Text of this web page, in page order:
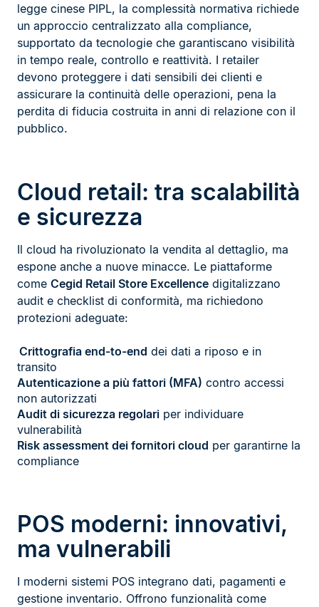
legge cinese PIPL, la complessità normativa richiede
un approccio centralizzato alla compliance,
supportato da tecnologie che garantiscano visibilità
in tempo reale, controllo e reattività. I retailer
devono proteggere i dati sensibili dei clienti e
assicurare la continuità delle operazioni, pena la
perdita di fiducia costruita in anni di relazione con il
pubblico.
Cloud retail: tra scalabilità
e sicurezza
Il cloud ha rivoluzionato la vendita al dettaglio, ma
espone anche a nuove minacce. Le piattaforme
come Cegid Retail Store Excellence digitalizzano
audit e checklist di conformità, ma richiedono
protezioni adeguate:
Crittografia end-to-end dei dati a riposo e in
transito
Autenticazione a più fattori (MFA) contro accessi
non autorizzati
Audit di sicurezza regolari per individuare
vulnerabilità
Risk assessment dei fornitori cloud per garantirne la
compliance
POS moderni: innovativi,
ma vulnerabili
I moderni sistemi POS integrano dati, pagamenti e
gestione inventario. Offrono funzionalità come